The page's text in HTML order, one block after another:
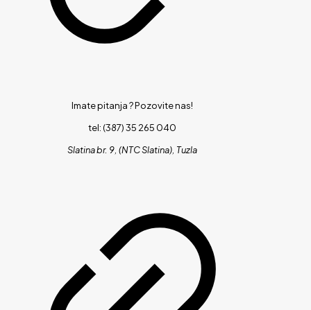
Imate pitanja ?Pozovite nas!
tel: (387) 35 265 040
Slatina br. 9, (NTC Slatina), Tuzla